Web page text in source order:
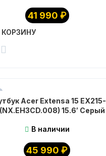
41 990 ₽
КОРЗИНУ
Acer Extensa 15 EX215-
15.6′ Серый
В наличии
45 990₽